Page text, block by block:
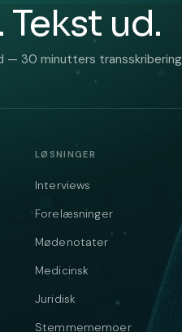
Tekst ud.
— 30 minutters
LØSNINGER
Interviews
Forelæsninger
Mødenotater
Medicinsk
Juridisk
Stemmememoer